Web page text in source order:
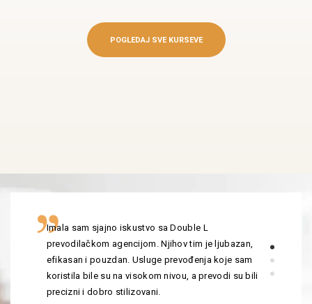
POGLEDAJ SVE KURSEVE
Imala sam sjajno iskustvo sa Double L
prevodilačkom agencijom. Njihov tim je ljubazan,
efikasan i pouzdan. Usluge prevođenja koje sam
koristila bile su na visokom nivou, a prevodi su bili
precizni i dobro stilizovani.